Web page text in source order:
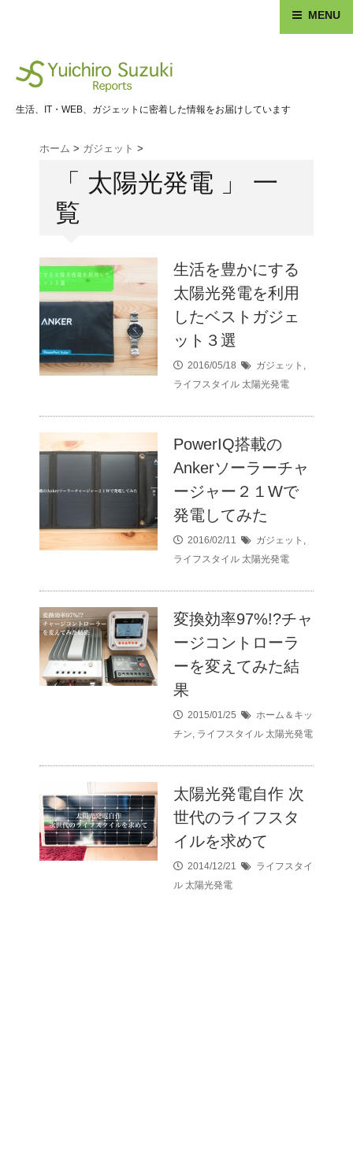
MENU
生活、IT・WEB、ガジェットに密着した情報をお届けしています
ホーム > ガジェット >
「 太陽光発電 」 一
覧
生活を豊かにする
太陽光発電を利用
したベストガジェ
ット３選
2016/05/18 ガジェット ,
ライフスタイル 太陽光発電
PowerIQ搭載の
Ankerソーラーチャ
ージャー２１Wで
発電してみた
2016/02/11 ガジェット ,
ライフスタイル 太陽光発電
変換効率97%!?チャ
ージコントローラ
ーを変えてみた結
果
2015/01/25
ホーム＆キッ
チン, ライフスタイル 太陽光発電
太陽光発電自作 次
世代のライフスタ
イルを求めて
2014/12/21
ライフスタイ
ル 太陽光発電